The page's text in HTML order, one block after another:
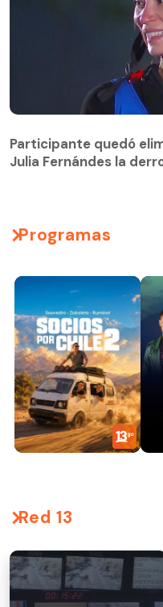
Julia Fernándes la
Participante quedó
Julia Fernándes la
Programas
Red 13